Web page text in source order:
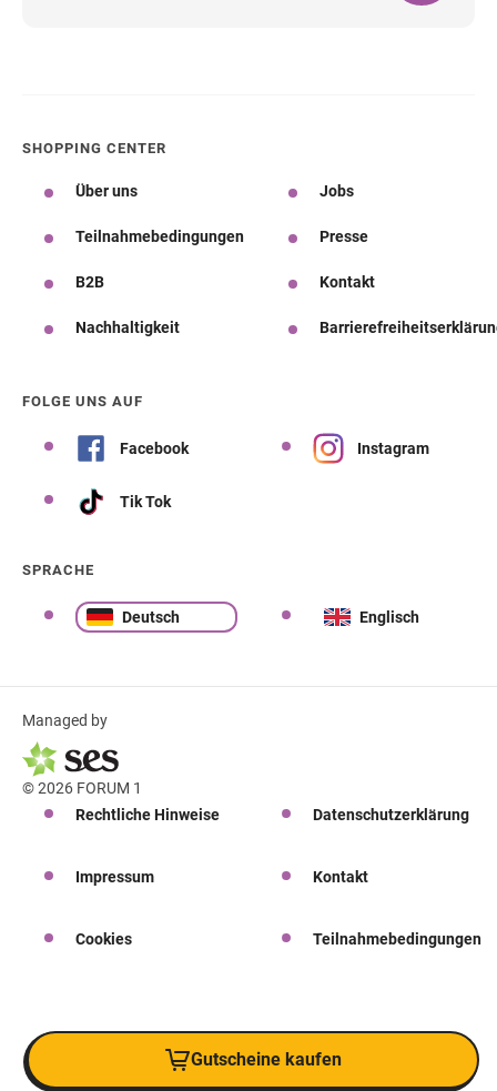
SHOPPING CENTER
Über uns Jobs
Teilnahmebedingungen Presse
B2B Kontakt
Nachhaltigkeit
FOLGE UNS AUF
Facebook Instagram
Tik Tok
SPRACHE
Deutsch Englisch
Managed by
© 2026 FORUM 1
Rechtliche Hinweise
Datenschutzerklärung
Impressum Kontakt
Cookies Teilnahmebedingungen
Gutscheine kaufen